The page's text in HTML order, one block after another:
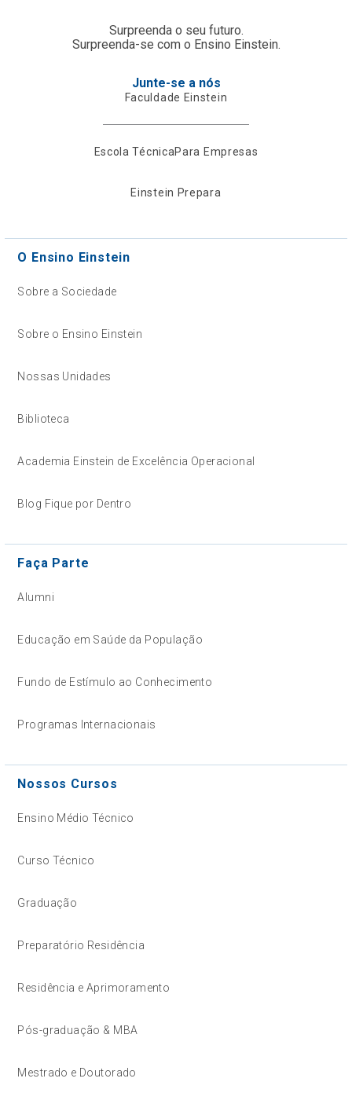
Surpreenda o seu futuro.
Surpreenda-se com o Ensino Einstein.
Junte-se a nós
Faculdade Einstein
Escola TécnicaPara Empresas
Einstein Prepara
O Ensino Einstein
Sobre a Sociedade
Sobre o Ensino Einstein
Nossas Unidades
Biblioteca
Academia Einstein de Excelência Operacional
Blog Fique por Dentro
Faça Parte
Alumni
Educação em Saúde da População
Fundo de Estímulo ao Conhecimento
Programas Internacionais
Nossos Cursos
Ensino Médio Técnico
Curso Técnico
Graduação
Preparatório Residência
Residência e Aprimoramento
Pós-graduação & MBA
Mestrado e Doutorado